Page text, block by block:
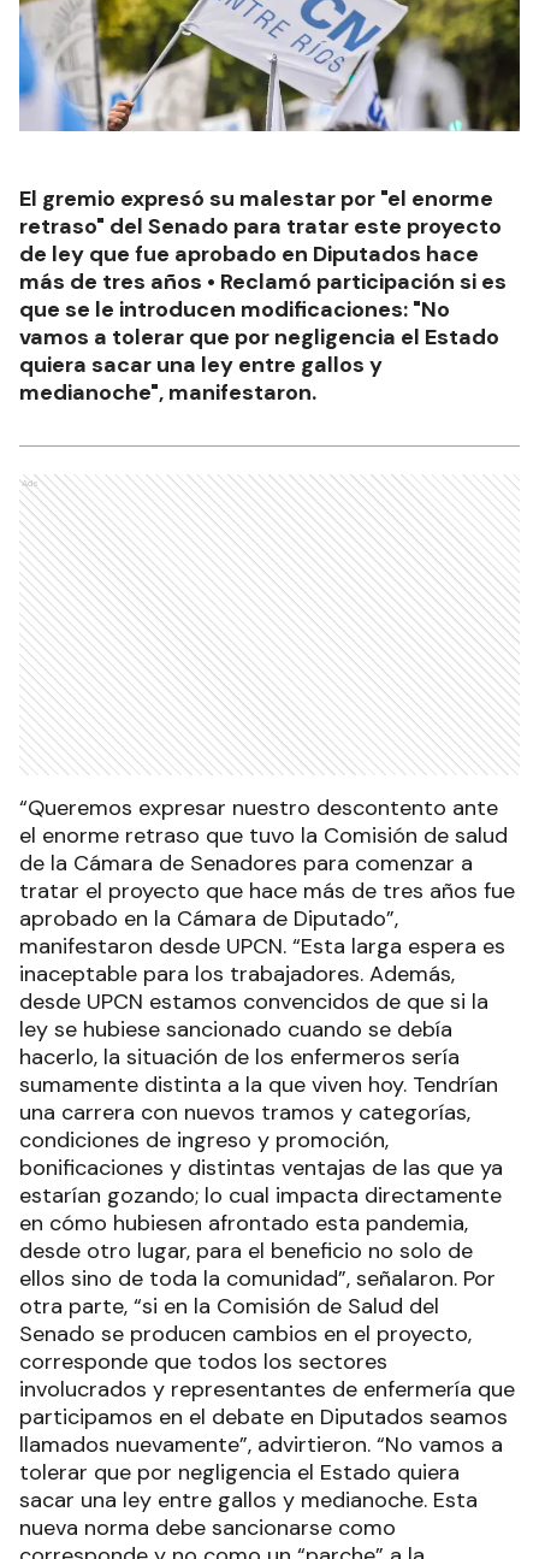
El gremio expresó su malestar por "el enorme
retraso" del Senado para tratar este proyecto
de ley que fue aprobado en Diputados hace
más de tres años • Reclamó participación si es
que se le introducen modificaciones: "No
vamos a tolerar que por negligencia el Estado
quiera sacar una ley entre gallos y
medianoche", manifestaron.
Ads
“Queremos expresar nuestro descontento ante
el enorme retraso que tuvo la Comisión de salud
de la Cámara de Senadores para comenzar a
tratar el proyecto que hace más de tres años fue
aprobado en la Cámara de Diputado”,
manifestaron desde UPCN. “Esta larga espera es
inaceptable para los trabajadores. Además,
desde UPCN estamos convencidos de que si la
ley se hubiese sancionado cuando se debía
hacerlo, la situación de los enfermeros sería
sumamente distinta a la que viven hoy. Tendrían
una carrera con nuevos tramos y categorías,
condiciones de ingreso y promoción,
bonificaciones y distintas ventajas de las que ya
estarían gozando; lo cual impacta directamente
en cómo hubiesen afrontado esta pandemia,
desde otro lugar, para el beneficio no solo de
ellos sino de toda la comunidad”, señalaron. Por
otra parte, “si en la Comisión de Salud del
Senado se producen cambios en el proyecto,
corresponde que todos los sectores
involucrados y representantes de enfermería que
participamos en el debate en Diputados seamos
llamados nuevamente”, advirtieron. “No vamos a
tolerar que por negligencia el Estado quiera
sacar una ley entre gallos y medianoche. Esta
nueva norma debe sancionarse como